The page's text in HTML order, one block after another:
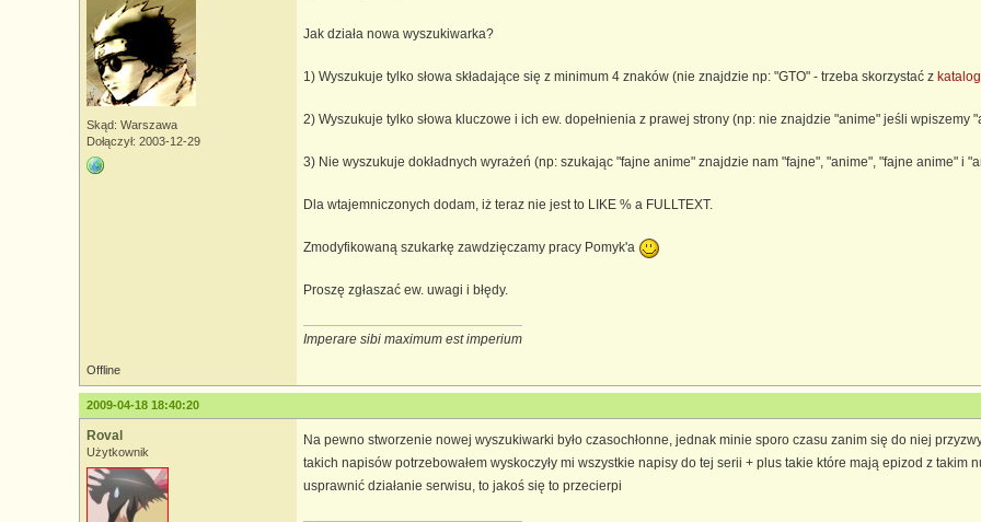
Skąd: Warszawa
Dołączył: 2003-12-29
Jak działa nowa wyszukiwarka?
1) Wyszukuje tylko słowa składające się z minimum 4 znaków (nie znajdzie np: "GTO" - trzeba skorzystać z
2) Wyszukuje tylko słowa kluczowe i ich ew. dopełnienia z prawej strony (np: nie znajdzie "anime" jeśli wpiszemy
3) Nie wyszukuje dokładnych wyrażeń (np: szukając "fajne anime" znajdzie nam "fajne", "anime", "fajne anime" i
Dla wtajemniczonych dodam, iż teraz nie jest to LIKE % a FULLTEXT.
Zmodyfikowaną szukarkę zawdzięczamy pracy Pomyk'a
Proszę zgłaszać ew. uwagi i błędy.
Imperare sibi maximum est imperium
Offline
2009-04-18 18:40:20
Roval
Użytkownik
Na pewno stworzenie nowej wyszukiwarki było czasochłonne, jednak minie sporo czasu zanim się do niej
takich napisów potrzebowałem wyskoczyły mi wszystkie napisy do tej serii + plus takie które mają epizod z takim
usprawnić działanie serwisu, to jakoś się to przecierpi